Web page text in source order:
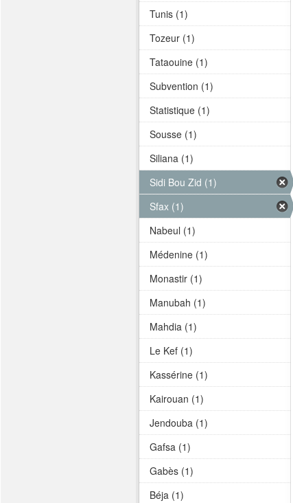
Tunis (1)
Tozeur (1)
Tataouine (1)
Subvention (1)
Statistique (1)
Sousse (1)
Siliana (1)
Sidi Bou Zid (1)
Sfax (1)
Nabeul (1)
Médenine (1)
Monastir (1)
Manubah (1)
Mahdia (1)
Le Kef (1)
Kassérine (1)
Kairouan (1)
Jendouba (1)
Gafsa (1)
Gabès (1)
Béja (1)